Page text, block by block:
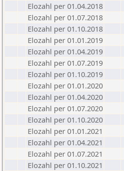
Elozahl per 01.04.2018
Elozahl per 01.07.2018
Elozahl per 01.10.2018
Elozahl per 01.01.2019
Elozahl per 01.04.2019
Elozahl per 01.07.2019
Elozahl per 01.10.2019
Elozahl per 01.01.2020
Elozahl per 01.04.2020
Elozahl per 01.07.2020
Elozahl per 01.10.2020
Elozahl per 01.01.2021
Elozahl per 01.04.2021
Elozahl per 01.07.2021
Elozahl per 01.10.2021